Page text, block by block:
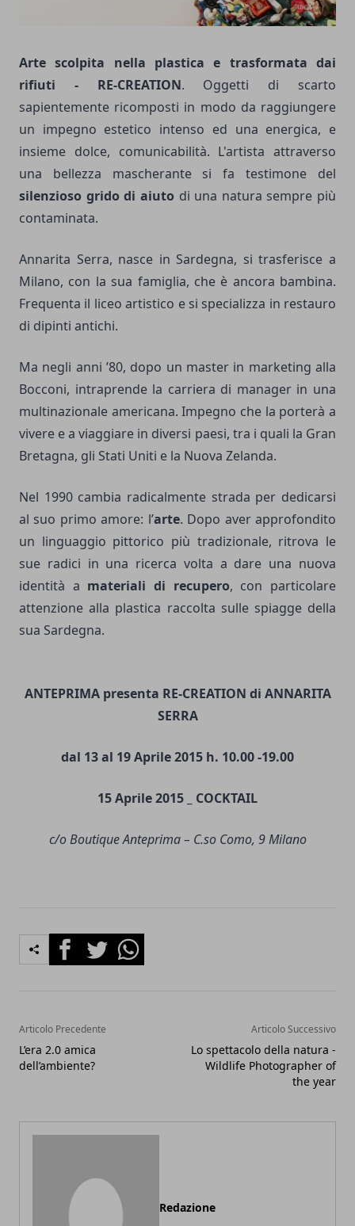
Arte scolpita nella plastica e trasformata dai
rifiuti - RE-CREATION. Oggetti di scarto
sapientemente ricomposti in modo da raggiungere
un impegno estetico intenso ed una energica, e
insieme dolce, comunicabilità. L'artista attraverso
una bellezza mascherante si fa testimone del
silenzioso grido di aiuto di una natura sempre più
contaminata.
Annarita Serra, nasce in Sardegna, si trasferisce a
Milano, con la sua famiglia, che è ancora bambina.
Frequenta il liceo artistico e si specializza in restauro
di dipinti antichi.
Ma negli anni ’80, dopo un master in marketing alla
Bocconi, intraprende la carriera di manager in una
multinazionale americana. Impegno che la porterà a
vivere e a viaggiare in diversi paesi, tra i quali la Gran
Bretagna, gli Stati Uniti e la Nuova Zelanda.
Nel 1990 cambia radicalmente strada per dedicarsi
al suo primo amore: l’arte. Dopo aver approfondito
un linguaggio pittorico più tradizionale, ritrova le
sue radici in una ricerca volta a dare una nuova
identità a materiali di recupero, con particolare
attenzione alla plastica raccolta sulle spiagge della
sua Sardegna.
ANTEPRIMA presenta RE-CREATION di ANNARITA
SERRA
dal 13 al 19 Aprile 2015 h. 10.00 -19.00
15 Aprile 2015 _ COCKTAIL
c/o Boutique Anteprima – C.so Como, 9 Milano
FacebookTwitterWhatsapp
Articolo Precedente
L’era 2.0 amica
dell’ambiente?
Articolo Successivo
Lo spettacolo della natura -
Wildlife Photographer of
the year
Redazione